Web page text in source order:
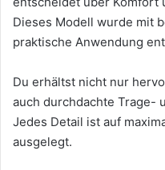
Dieses Modell wurde mit
praktische Anwendung
Du erhältst nicht nur
auch durchdachte Trage-
Jedes Detail ist auf
ausgelegt.